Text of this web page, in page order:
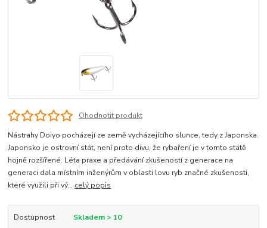
Ohodnotit produkt
Nástrahy Doiyo pocházejí ze země vycházejícího slunce, tedy z Japonska.
Japonsko je ostrovní stát, není proto divu, že rybaření je v tomto státě
hojně rozšířené. Léta praxe a předávání zkušeností z generace na
generaci dala místním inženýrům v oblasti lovu ryb značné zkušenosti,
které využili při vý... celý popis
Dostupnost
Skladem > 10